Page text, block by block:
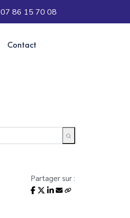
07 86 15 70 08
Contact
Partager sur :